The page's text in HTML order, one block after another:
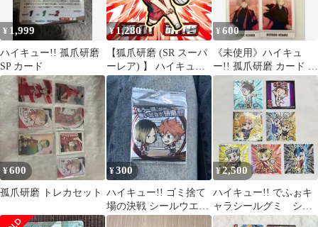
¥ 1,999
ハイキュー!! 孤爪研磨
SP カード
¥1,280
【狐爪研磨 (SR スーパ
ーレア) 】 ハイキュ
ー!! でふぉキャラ！シ
ールグミ ※シールのみ
¥600
《未使用》ハイキュ
ー!! 孤爪研磨 カード 4
枚セット
¥600
孤爪研磨 トレカセット
¥300
ハイキュー!! ゴミ捨て
場の決戦 シールウエハ
ース 日向 翔陽 孤爪 研
¥2,500
ハイキュー!! でふぉキ
ャラシールグミ シー
クレット ウルトラレ